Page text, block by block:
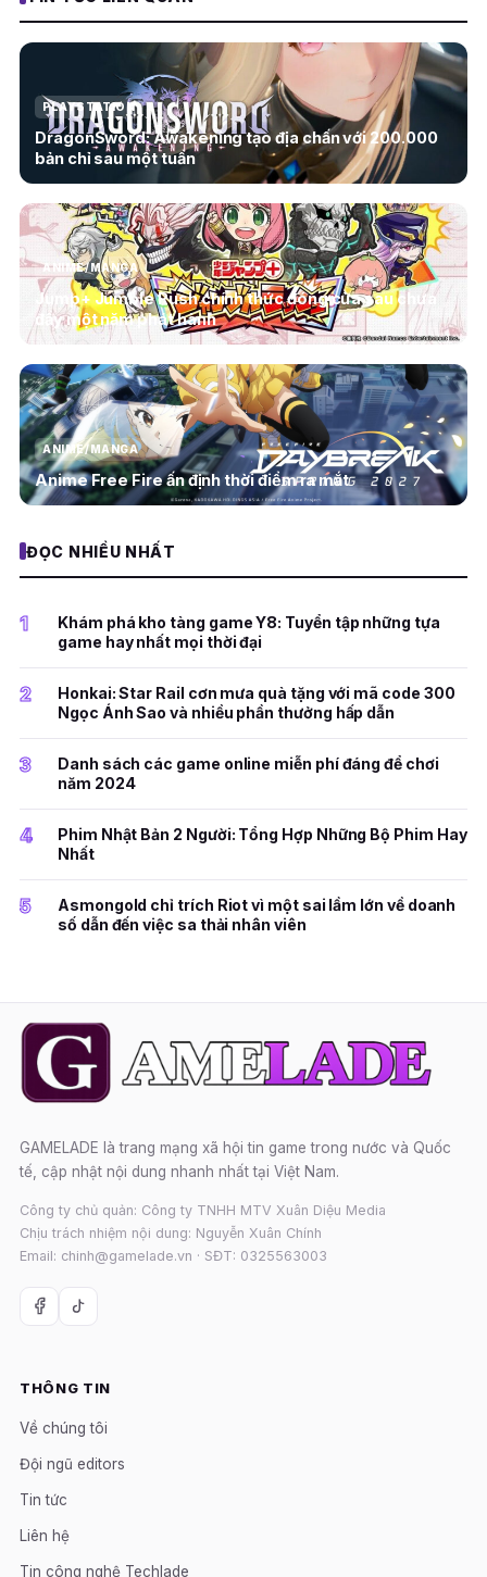
PLAYSTATION
DragonSword: Awakening tạo địa chấn với 200.000
bản chỉ sau một tuần
ANIME/MANGA
Jump+ Jumble Rush chính thức đóng cửa sau chưa
đầy một năm phát hành
ANIME/MANGA
Anime Free Fire ấn định thời điểm ra mắt
ĐỌC NHIỀU NHẤT
1
Khám phá kho tàng game Y8: Tuyển tập những tựa
game hay nhất mọi thời đại
2
Honkai: Star Rail cơn mưa quà tặng với mã code 300
Ngọc Ánh Sao và nhiều phần thưởng hấp dẫn
3
Danh sách các game online miễn phí đáng để chơi
năm 2024
4
Phim Nhật Bản 2 Người: Tổng Hợp Những Bộ Phim Hay
Nhất
5
Asmongold chỉ trích Riot vì một sai lầm lớn về doanh
số dẫn đến việc sa thải nhân viên
GAMELADE là trang mạng xã hội tin game trong nước và Quốc
tế, cập nhật nội dung nhanh nhất tại Việt Nam.
Công ty chủ quản: Công ty TNHH MTV Xuân Diệu Media
Chịu trách nhiệm nội dung: Nguyễn Xuân Chính
Email: chinh@gamelade.vn · SĐT: 0325563003
THÔNG TIN
Về chúng tôi
Đội ngũ editors
Tin tức
Liên hệ
Tin công nghệ Techlade